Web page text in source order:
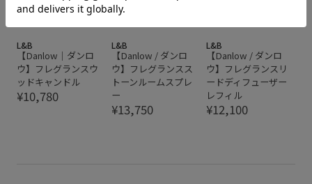
L&B
【Danlow｜ダンロ
ウ】フレグランスウ
ッドキャンドル
¥10,780
L&B
【Danlow / ダンロ
ウ】フレグランスス
トーンルームスプレ
ー
¥13,750
L&B
【Danlow / ダンロ
ウ】フレグランスリ
ードディフューザー
レフィル
¥12,100